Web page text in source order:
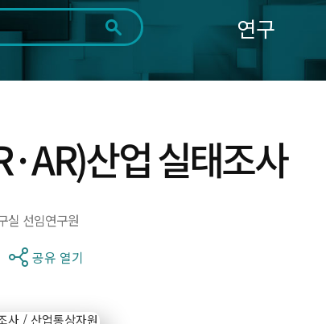
1일 1주 1개월 3개월 1년
작
일
지
막
일
조회
연구
산업 실태조사
실 선임연구원
공유 열기